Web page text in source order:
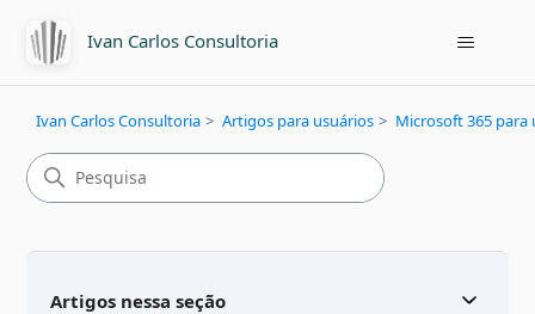
Ivan Carlos Consultoria
Ivan Carlos Consultoria Artigos para usuários Microsoft 365 para
Artigos nessa seção